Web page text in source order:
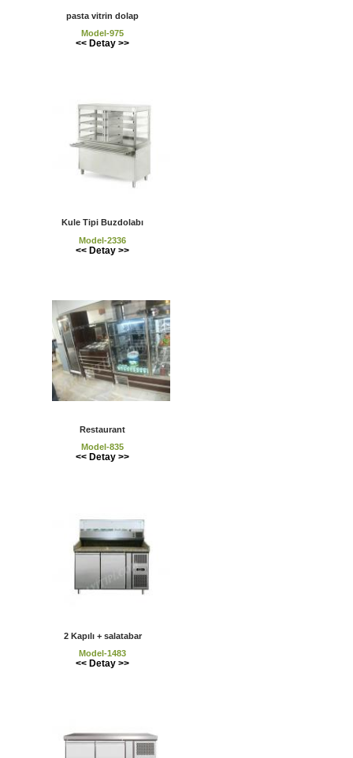
pasta vitrin dolap
Model-975
<< Detay >>
Kule Tipi Buzdolabı
Model-2336
<< Detay >>
Restaurant
Model-835
<< Detay >>
2 Kapılı + salatabar
Model-1483
<< Detay >>